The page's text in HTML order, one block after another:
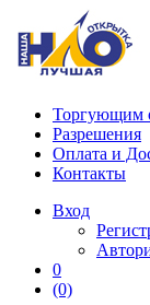
Торгующим
Разрешения
Оплата и
Контакты
Вход
0
(0)